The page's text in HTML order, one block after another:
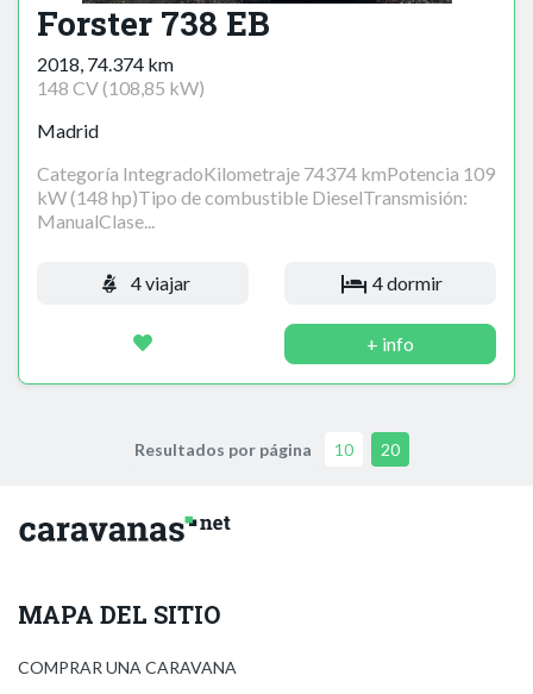
Forster 738 EB
2018, 74.374 km
148 CV (108,85 kW)
Madrid
Categoría IntegradoKilometraje 74374 kmPotencia 109
kW (148 hp)Tipo de combustible DieselTransmisión:
ManualClase...
4 viajar 4 dormir
+ info
Resultados por página 10 20
MAPA DEL SITIO
COMPRAR UNA CARAVANA